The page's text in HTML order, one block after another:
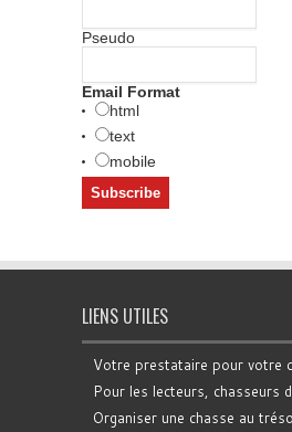
Pseudo
Email Format
html
text
mobile
LIENS UTILES
Votre prestataire pour votre
Pour les lecteurs, chasseurs
Organiser une chasse au